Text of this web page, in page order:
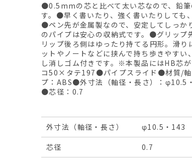
●0.5mmの芯と比べて太い芯なので、鉛
す。●早く書いたり、強く書いたりしても
●ペン先が金属製なので、安定してしっか
のパイプは安心の収納式です。●グリップ
リップ後ろ側はゆったり持てる円形。滑
ットやノートなどに挟んで持ち歩きやす
し消しゴム付きです。※本製品にはHB芯
コ50×タテ197●パイプスライド●材質/軸
プ：ABS●外寸法（軸径・長さ）：φ10.5
●芯径：0.7
外寸法（軸径・長さ）
φ10.5・143
芯径
0.7